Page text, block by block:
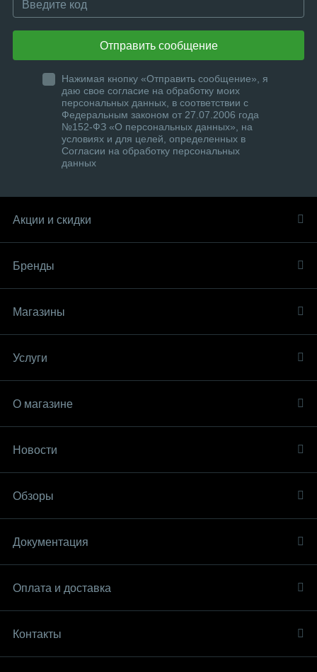
Отправить сообщение
Нажимая кнопку «Отправить сообщение», я
даю свое согласие на обработку моих
персональных данных, в соответствии с
Федеральным законом от 27.07.2006 года
№152-ФЗ «О персональных данных», на
условиях и для целей, определенных в
Согласии на обработку персональных
данных
Акции и скидки
Бренды
Магазины
Услуги
О магазине
Новости
Обзоры
Документация
Оплата и доставка
Контакты